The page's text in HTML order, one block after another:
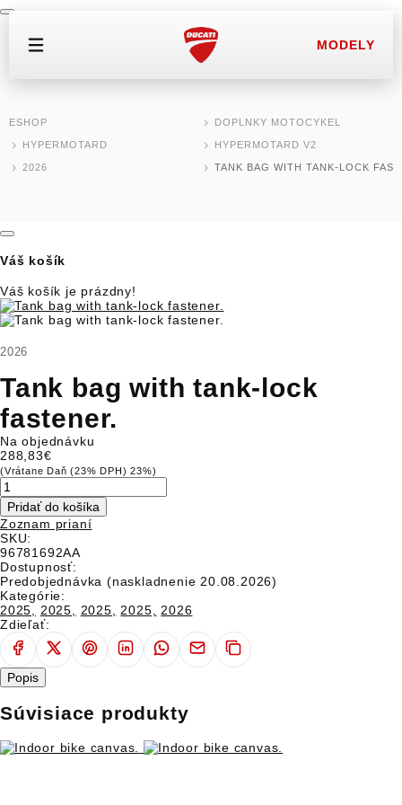
MODELY
DOMOV
JAZDENÉ MOTOCYKLE
DEALER LOCATOR
MOTOCYKLE
DUCATI CLUB
CESTOVATELSKÉ EXPEDÍCIE
SERVICE
APLIKÁCIE
WORLD DUCATI WEEK
SPOLOČENSKÁ ZODPOVEDNOSŤ FIRIEM
ESHOP DOPLNKY MOTOCYKEL
HYPERMOTARD HYPERMOTARD V2
2026 TANK BAG WITH TANK-LOCK
Váš košík
Váš košík je prázdny!
2026
Tank bag with tank-lock
fastener.
Na objednávku
288,83€
(Vrátane Daň (23% DPH) 23%)
Pridať do košíka
Zoznam prianí
SKU:
96781692AA
Dostupnosť:
Predobjednávka (naskladnenie 20.08.2026)
Kategórie:
2025,
2025, 2025, 2025,
2026
Zdieľať:
Popis
Súvisiace produkty